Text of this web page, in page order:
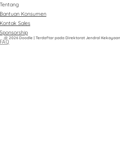
Tentang
Bantuan Konsumen
Kontak Sales
Sponsorship
FAQ
@ 2026 Doodle | Terdaftar pada Direktorat Jendral